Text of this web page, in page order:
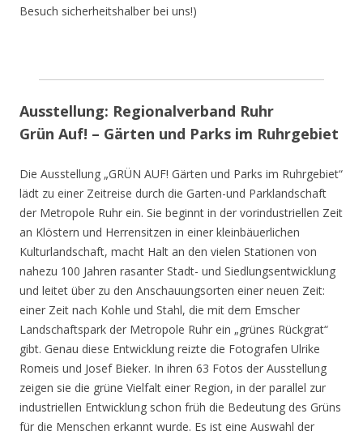
Besuch sicherheitshalber bei uns!)
Ausstellung: Regionalverband Ruhr
Grün Auf! – Gärten und Parks im Ruhrgebiet
Die Ausstellung „GRÜN AUF! Gärten und Parks im Ruhrgebiet“
lädt zu einer Zeitreise durch die Garten-und Parklandschaft
der Metropole Ruhr ein. Sie beginnt in der vorindustriellen Zeit
an Klöstern und Herrensitzen in einer kleinbäuerlichen
Kulturlandschaft, macht Halt an den vielen Stationen von
nahezu 100 Jahren rasanter Stadt- und Siedlungsentwicklung
und leitet über zu den Anschauungsorten einer neuen Zeit:
einer Zeit nach Kohle und Stahl, die mit dem Emscher
Landschaftspark der Metropole Ruhr ein „grünes Rückgrat“
gibt. Genau diese Entwicklung reizte die Fotografen Ulrike
Romeis und Josef Bieker. In ihren 63 Fotos der Ausstellung
zeigen sie die grüne Vielfalt einer Region, in der parallel zur
industriellen Entwicklung schon früh die Bedeutung des Grüns
für die Menschen erkannt wurde. Es ist eine Auswahl der